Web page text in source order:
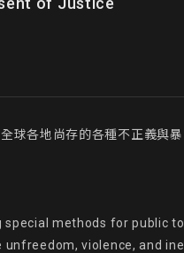
球各地尚存的各種不正義與
methods for public to
violence, and